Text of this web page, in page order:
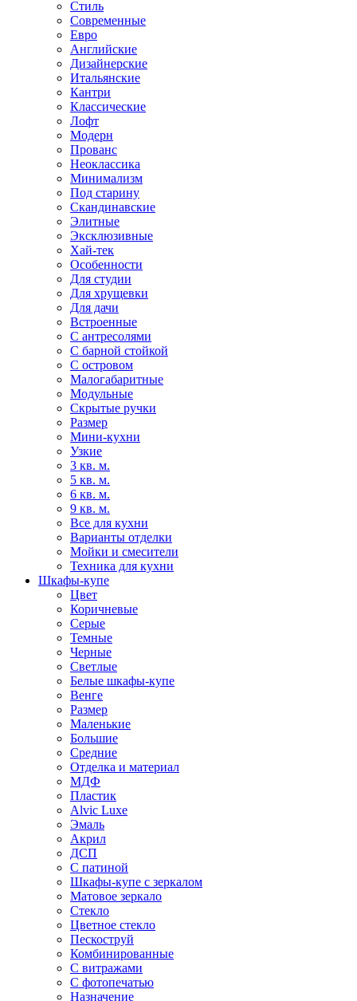
Стиль
Современные
Евро
Английские
Дизайнерские
Итальянские
Кантри
Классические
Лофт
Модерн
Прованс
Неоклассика
Минимализм
Под старину
Скандинавские
Элитные
Эксклюзивные
Хай-тек
Особенности
Для студии
Для хрущевки
Для дачи
Встроенные
С антресолями
С барной стойкой
С островом
Малогабаритные
Модульные
Скрытые ручки
Размер
Мини-кухни
Узкие
3 кв. м.
5 кв. м.
6 кв. м.
9 кв. м.
Все для кухни
Варианты отделки
Мойки и смесители
Техника для кухни
Шкафы-купе
Цвет
Коричневые
Серые
Темные
Черные
Светлые
Белые шкафы-купе
Венге
Размер
Маленькие
Большие
Средние
Отделка и материал
МДФ
Пластик
Alvic Luxe
Эмаль
Акрил
ДСП
С патиной
Шкафы-купе с зеркалом
Матовое зеркало
Стекло
Цветное стекло
Пескоструй
Комбинированные
С витражами
С фотопечатью
Назначение